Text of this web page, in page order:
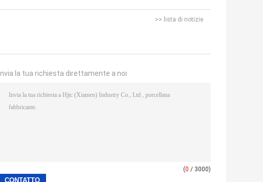
>> lista di notizie
Invia la tua richiesta direttamente a noi
(0 / 3000)